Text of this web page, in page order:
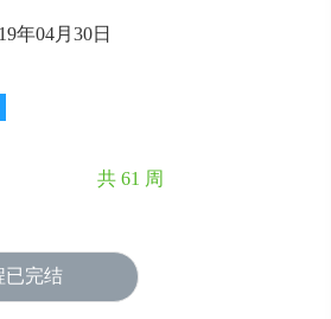
年04月30日
共 61 周
已完结